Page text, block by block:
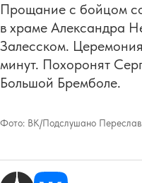
Прощание с бойцом
в храме Александра
Залесском.
минут. Похоронят
Большой Бремболе.
Фото: ВК/Подслушано